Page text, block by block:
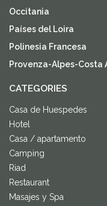
Occitania
Países del Loira
Polinesia Francesa
Provenza-Alpes-Costa
CATEGORIES
Casa de Huespedes
Hotel
Casa / apartamento
Camping
Riad
Restaurant
Masajes y Spa